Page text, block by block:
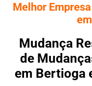
Melhor
Mudança
de
em Bertioga